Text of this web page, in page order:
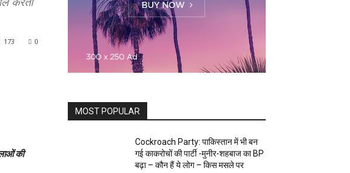
0
173
की
MOST POPULAR
Cockroach Party: पाकिस्तान में भी बन
गई काकरोचों की पार्टी -मुनीर-शहबाज का BP
बढ़ा – कौन हैं ये लोग – किस मसले पर